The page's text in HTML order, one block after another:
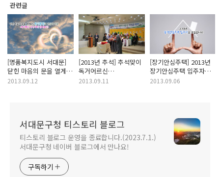
관련글
[명품복지도시 서대문]
닫힌 마음의 문을 열게
한 복지통장의 관심과
2013.09.12
[2013년 추석] 추석맞이
독거어르신
"칠팔순잔치"를
2013.09.11
[장기안심주택] 2013년
장기안심주택 입주자를
모집합니다!
2013.09.06
서대문구청 티스토리 블로그
티스토리 블로그 운영을 종료합니다.(2023.7.1.)
서대문구청 네이버 블로그에서 만나요!
구독하기